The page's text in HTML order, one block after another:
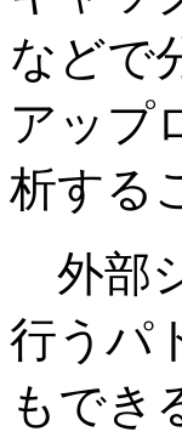
などで
アップ
析する
外部
行うパ
もでき